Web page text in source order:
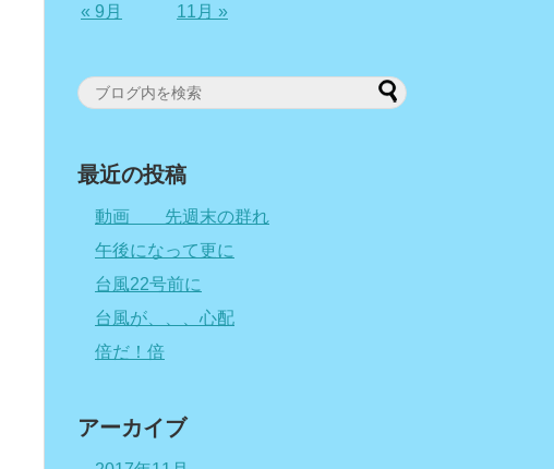
« 9月 11月 »
最近の投稿
動画 先週末の群れ
午後になって更に
台風22号前に
台風が、、、心配
倍だ！倍
アーカイブ